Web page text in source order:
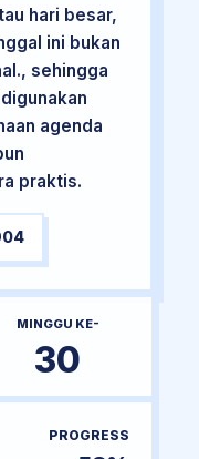
hari besar,
ini bukan
sehingga
agenda
praktis.
MINGGU KE-
30
PROGRESS